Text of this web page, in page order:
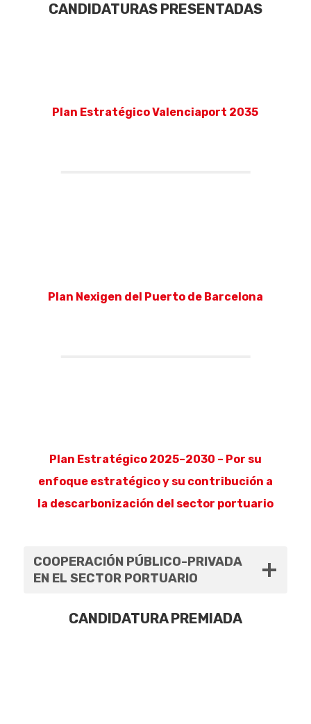
CANDIDATURAS PRESENTADAS
Plan Estratégico Valenciaport 2035
Plan Nexigen del Puerto de Barcelona
Plan Estratégico 2025–2030 – Por su
enfoque estratégico y su contribución a
la descarbonización del sector portuario
COOPERACIÓN PÚBLICO-PRIVADA
EN EL SECTOR PORTUARIO
CANDIDATURA PREMIADA